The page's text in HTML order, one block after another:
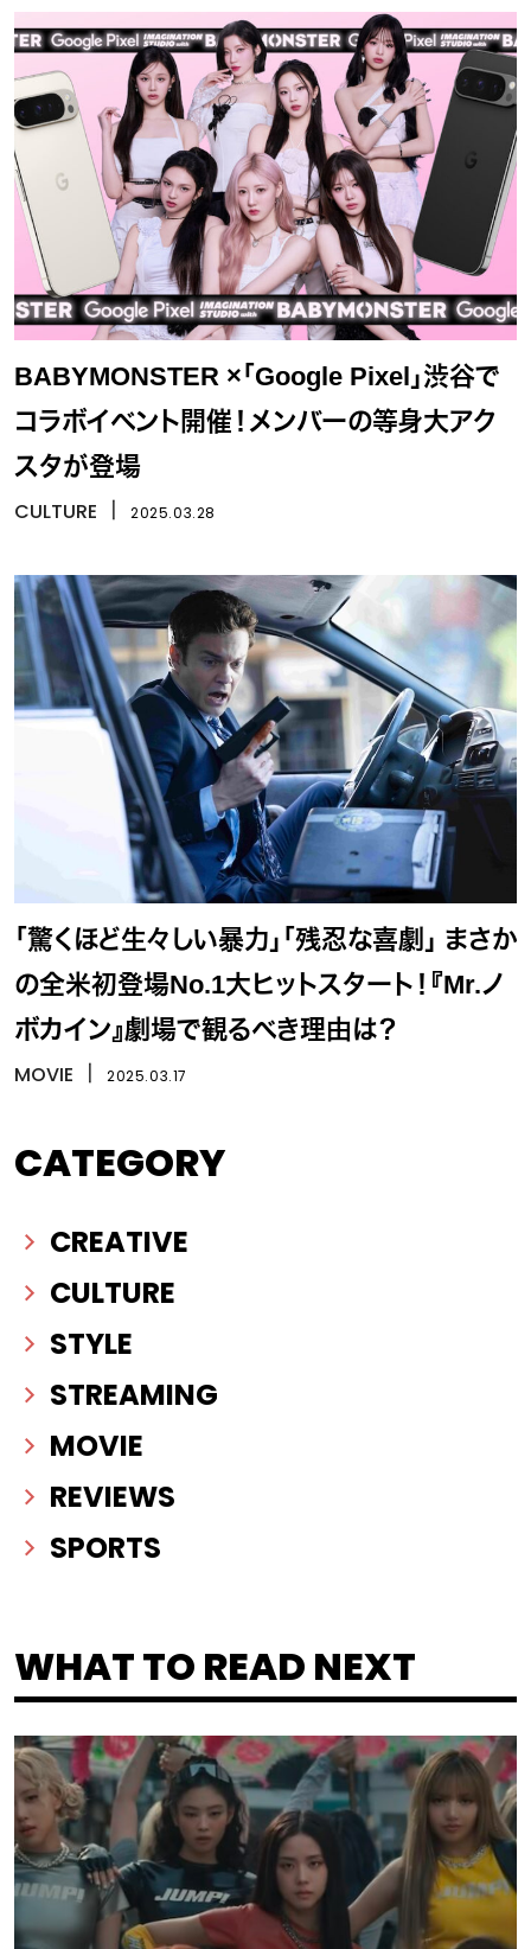
BABYMONSTER ×「Google Pixel」渋谷で
コラボイベント開催！メンバーの等身大アク
スタが登場
CULTURE 2025.03.28
「驚くほど生々しい暴力」「残忍な喜劇」 まさか
の全米初登場No.1大ヒットスタート！『Mr.ノ
ボカイン』劇場で観るべき理由は？
MOVIE 2025.03.17
CATEGORY
CREATIVE
CULTURE
STYLE
STREAMING
MOVIE
REVIEWS
SPORTS
WHAT TO READ NEXT